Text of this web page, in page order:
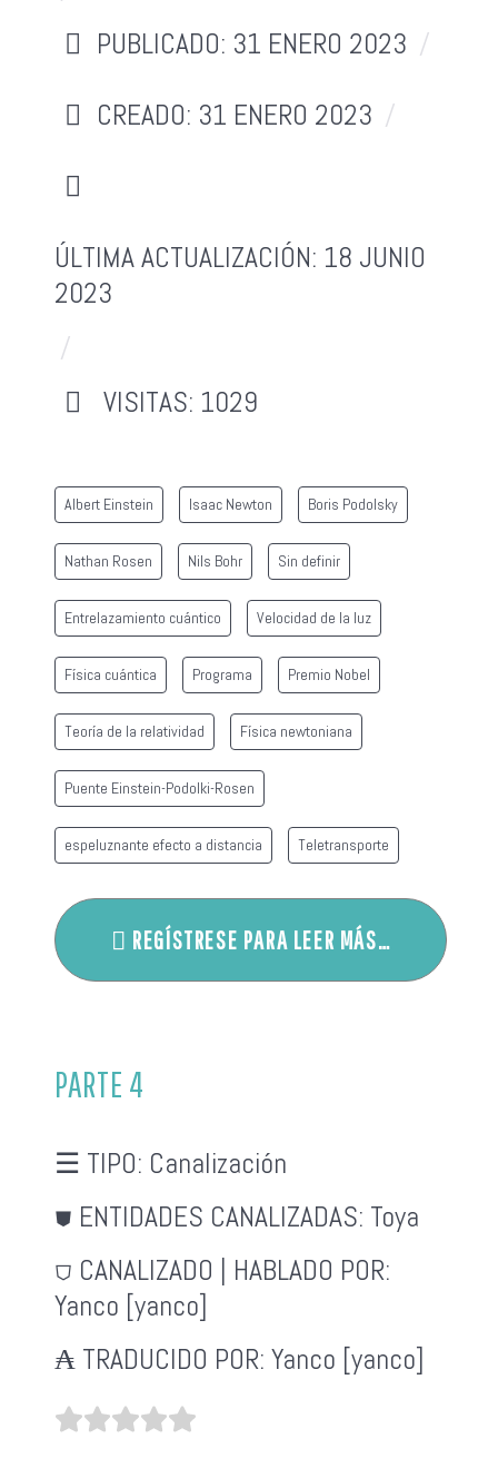
PUBLICADO: 31 ENERO 2023
CREADO: 31 ENERO 2023
ÚLTIMA ACTUALIZACIÓN: 18 JUNIO
2023
VISITAS: 1029
Albert Einstein Isaac Newton Boris Podolsky
Nathan Rosen Nils Bohr Sin definir
Entrelazamiento cuántico Velocidad de la luz
Física cuántica Programa Premio Nobel
Teoría de la relatividad Física newtoniana
Puente Einstein-Podolki-Rosen
espeluznante efecto a distancia Teletransporte
REGÍSTRESE PARA LEER MÁS…
PARTE 4
☰ TIPO: Canalización
⛊ ENTIDADES CANALIZADAS: Toya
⛉ CANALIZADO | HABLADO POR:
Yanco [yanco]
₳ TRADUCIDO POR: Yanco [yanco]